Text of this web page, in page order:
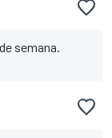
semana.